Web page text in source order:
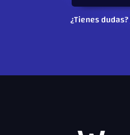
¿Tienes dudas?